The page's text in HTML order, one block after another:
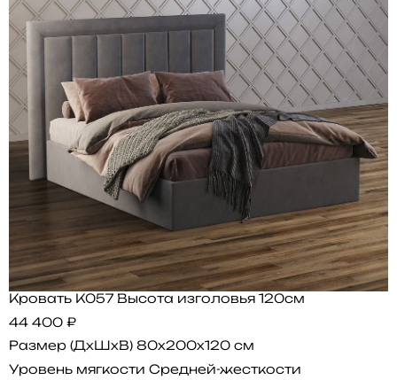
Кровать K057 Высота изголовья 120см
44 400 ₽
Размер (ДхШхВ) 80x200x120 см
Уровень мягкости Средней-жесткости